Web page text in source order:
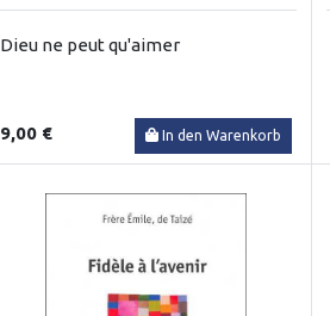
Dieu ne peut qu'aimer
9,00 € In den Warenkorb